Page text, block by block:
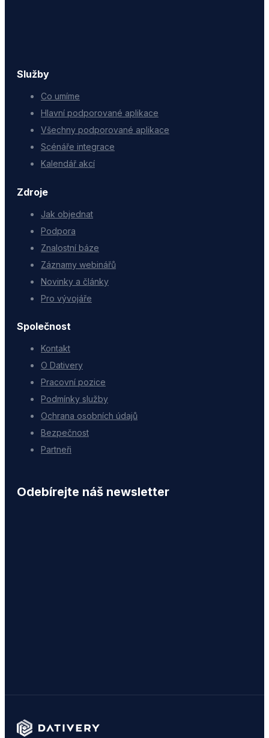
Služby
Co umíme
Hlavní podporované aplikace
Všechny podporované aplikace
Scénáře integrace
Kalendář akcí
Zdroje
Jak objednat
Podpora
Znalostní báze
Záznamy webinářů
Novinky a články
Pro vývojáře
Společnost
Kontakt
O Dativery
Pracovní pozice
Podmínky služby
Ochrana osobních údajů
Bezpečnost
Partneři
Odebírejte náš newsletter